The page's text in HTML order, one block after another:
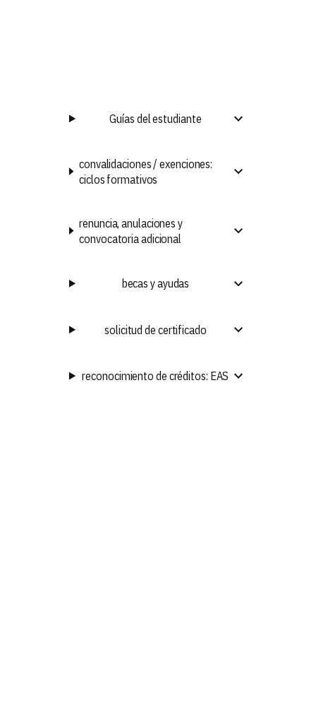
Guías del estudiante
convalidaciones / exenciones:
ciclos formativos
renuncia, anulaciones y
convocatoria adicional
becas y ayudas
solicitud de certificado
reconocimiento de créditos: EAS